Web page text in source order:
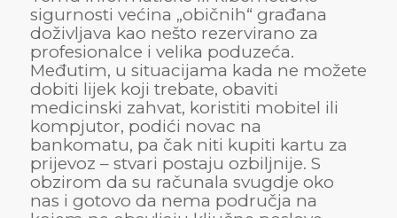
sigurnosti većina „običnih“ građana
doživljava kao nešto rezervirano za
profesionalce i velika poduzeća.
Međutim, u situacijama kada ne možete
dobiti lijek koji trebate, obaviti
medicinski zahvat, koristiti mobitel ili
kompjutor, podići novac na
bankomatu, pa čak niti kupiti kartu za
prijevoz – stvari postaju ozbiljnije. S
obzirom da su računala svugdje oko
nas i gotovo da nema područja na